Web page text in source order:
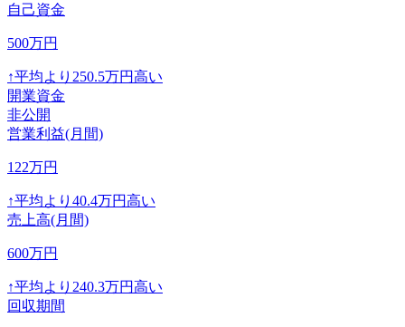
自己資金
500万円
↑平均より 250.5万円高い
開業資金
非公開
営業利益(月間)
122万円
↑平均より 40.4万円高い
売上高(月間)
600万円
↑平均より 240.3万円高い
回収期間